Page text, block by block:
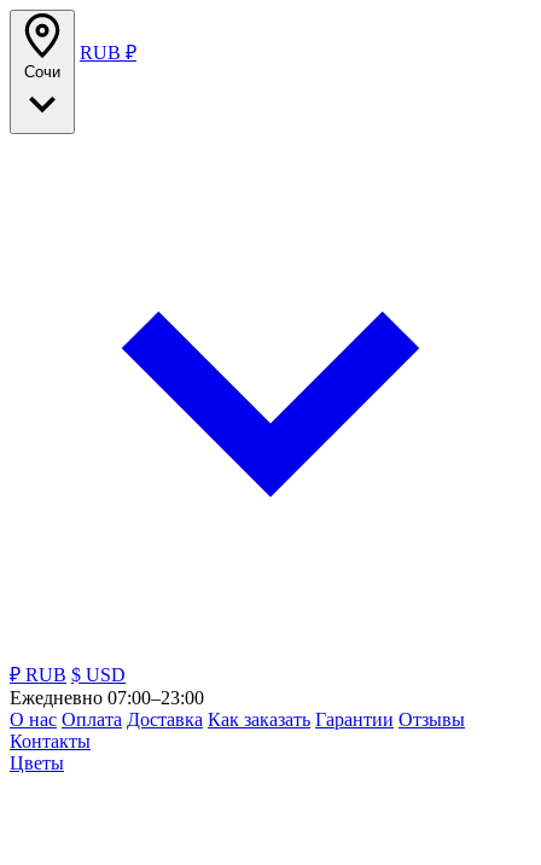
Сочи
RUB ₽
₽ RUB $ USD
Ежедневно 07:00–23:00
О нас Оплата Доставка Как заказать Гарантии Отзывы
Контакты
Цветы